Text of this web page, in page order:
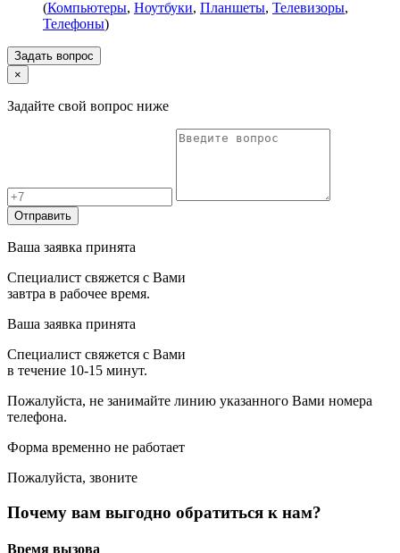
(Компьютеры, Ноутбуки, Планшеты, Телевизоры,
Телефоны)
Задать вопрос
×
Задайте свой вопрос ниже
Отправить
Ваша заявка принята
Специалист свяжется с Вами
завтра в рабочее время.
Ваша заявка принята
Специалист свяжется с Вами
в течение 10-15 минут.
Пожалуйста, не занимайте линию указанного Вами номера
телефона.
Форма временно не работает
Пожалуйста, звоните
Почему вам выгодно обратиться к нам?
Время вызова